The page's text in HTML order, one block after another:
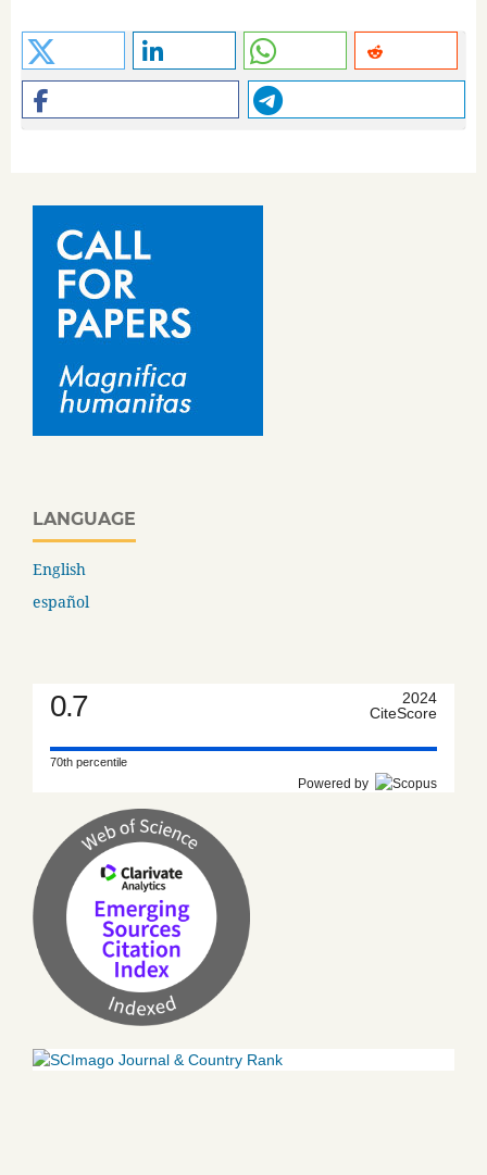
LANGUAGE
English
español
0.7
2024
CiteScore
70th percentile
Powered by